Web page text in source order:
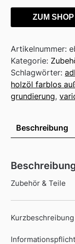
ZUM SHOP
Artikelnummer:
Kategorie:
Schlagwörter:
holzöl farblos
grundierung,
Beschreibung
Zubehör & Teile